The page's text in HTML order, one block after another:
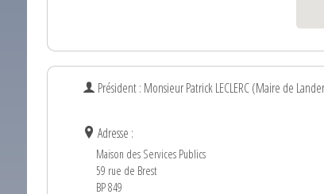
Président : MonsieurPatrickLECLERC(Maire de
Adresse :
Maison des Services Publics
59 rue de Brest
BP 849